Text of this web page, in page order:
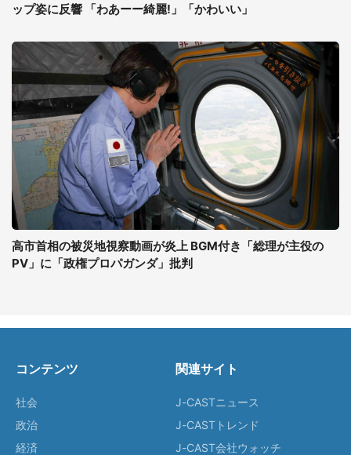
ップ姿に反響 「わあーー綺麗!」「かわいい」
高市首相の被災地視察動画が炎上 BGM付き「総理が主役の
PV」に「政権プロパガンダ」批判
コンテンツ
社会
政治
経済
関連サイト
J-CASTニュース
J-CASTトレンド
J-CAST会社ウォッチ